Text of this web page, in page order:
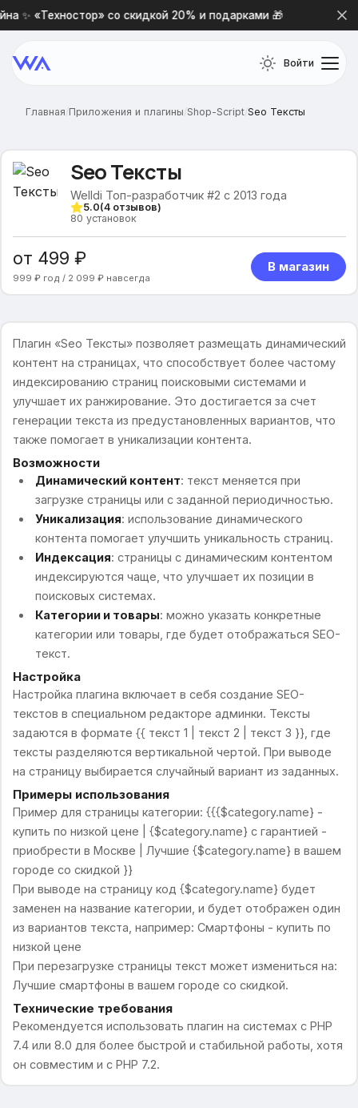
✨ «Техностор» со скидкой 20% и подарками 🎁
Войти
Главная/Приложения и плагины/Shop-Script/Seo Тексты
Seo Тексты
Welldi Топ-разработчик #2 с 2013 года
5.0(4отзывов)
80 установок
от 499 ₽
999 ₽ год / 2 099 ₽ навсегда
В магазин
Плагин «Seo Тексты» позволяет размещать динамический
контент на страницах, что способствует более частому
индексированию страниц поисковыми системами и
улучшает их ранжирование. Это достигается за счет
генерации текста из предустановленных вариантов, что
также помогает в уникализации контента.
Возможности
Динамический контент: текст меняется при
загрузке страницы или с заданной периодичностью.
Уникализация: использование динамического
контента помогает улучшить уникальность страниц.
Индексация: страницы с динамическим контентом
индексируются чаще, что улучшает их позиции в
поисковых системах.
Категории и товары: можно указать конкретные
категории или товары, где будет отображаться SEO-
текст.
Настройка
Настройка плагина включает в себя создание SEO-
текстов в специальном редакторе админки. Тексты
задаются в формате {{ текст 1 | текст 2 | текст 3 }}, где
тексты разделяются вертикальной чертой. При выводе
на страницу выбирается случайный вариант из заданных.
Примеры использования
Пример для страницы категории: {{{$category.name} -
купить по низкой цене | {$category.name} с гарантией -
приобрести в Москве | Лучшие {$category.name} в вашем
городе со скидкой }}
При выводе на страницу код {$category.name} будет
заменен на название категории, и будет отображен один
из вариантов текста, например: Смартфоны - купить по
низкой цене
При перезагрузке страницы текст может измениться на:
Лучшие смартфоны в вашем городе со скидкой.
Технические требования
Рекомендуется использовать плагин на системах с PHP
7.4 или 8.0 для более быстрой и стабильной работы, хотя
он совместим и с PHP 7.2.